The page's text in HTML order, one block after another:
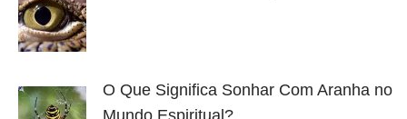
O Que Significa Sonhar Com Aranha no
Mundo Espiritual?